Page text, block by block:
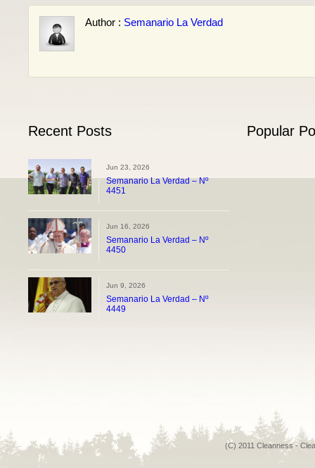
Author : Semanario La Verdad
Recent Posts
Jun 23, 2026
Semanario La Verdad – Nº
4451
Jun 16, 2026
Semanario La Verdad – Nº
4450
Jun 9, 2026
Semanario La Verdad – Nº
4449
Popular
(C) 2011 Cleanness -